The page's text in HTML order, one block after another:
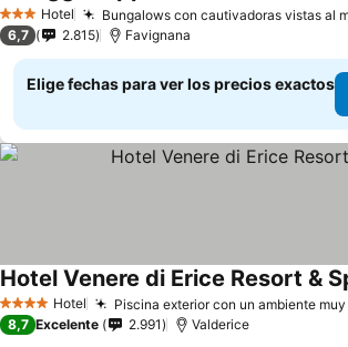
3 Estrellas
Hotel Bungalows con cautivadoras vistas al
6,7 2.815 Favignana
Elige fechas para ver los precios exactos
4 EstrellasHotel Piscina exterior con un ambiente
Hotel Venere di Erice Resort &
8,7 Excelente 2.991 Valderice